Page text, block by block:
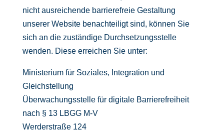
nicht ausreichende barrierefreie Gestaltung
unserer Website benachteiligt sind, können Sie
sich an die zuständige Durchsetzungsstelle
wenden. Diese erreichen Sie unter:
Ministerium für Soziales, Integration und
Gleichstellung
Überwachungsstelle für digitale Barrierefreiheit
nach § 13 LBGG M-V
Werderstraße 124